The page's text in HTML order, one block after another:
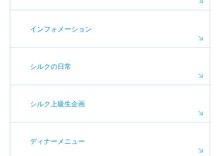
インフォメーション
シルクの日常
シルク上級生企画
ディナーメニュー